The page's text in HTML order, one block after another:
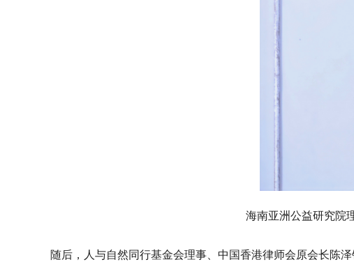
海南亚洲公益研究院
随后，人与自然同行基金会理事、中国香港律师会原会长陈